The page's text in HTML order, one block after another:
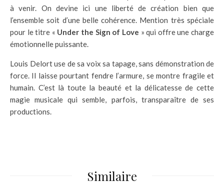
à venir. On devine ici une liberté de création bien que
l’ensemble soit d’une belle cohérence. Mention très spéciale
pour le titre « Under the Sign of Love » qui offre une charge
émotionnelle puissante.
Louis Delort use de sa voix sa tapage, sans démonstration de
force. Il laisse pourtant fendre l’armure, se montre fragile et
humain. C’est là toute la beauté et la délicatesse de cette
magie musicale qui semble, parfois, transparaître de ses
productions.
Similaire